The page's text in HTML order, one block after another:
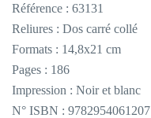
Référence : 63131
Reliures : Dos carré collé
Formats : 14,8x21 cm
Pages : 186
Impression : Noir et blanc
N° ISBN : 9782954061207